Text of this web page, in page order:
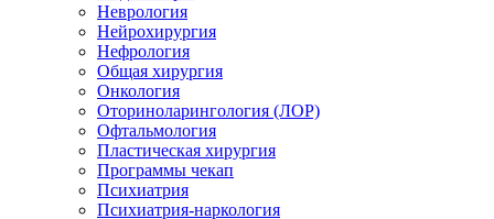
Неврология
Нейрохирургия
Нефрология
Общая хирургия
Онкология
Оториноларингология (ЛОР)
Офтальмология
Пластическая хирургия
Программы чекап
Психиатрия
Психиатрия-наркология